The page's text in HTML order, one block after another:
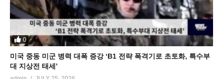
0
미국 중동 미군 병력 대폭 증강 ‘B1 전략 폭격기로 초토화, 특수부
대 지상전 태세’